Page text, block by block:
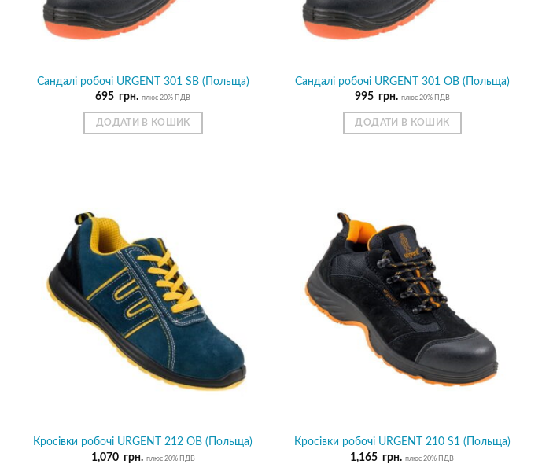
Сандалі робочі URGENT 301 SB (Польща)
695 грн. плюс 20% ПДВ
ДОДАТИ В КОШИК
Сандалі робочі URGENT 301 ОB (Польща)
995 грн. плюс 20% ПДВ
ДОДАТИ В КОШИК
Кросівки робочі URGENT 212 OB (Польща)
1,070 грн. плюс 20% ПДВ
Кросівки робочі URGENT 210 S1 (Польща)
1,165 грн. плюс 20% ПДВ